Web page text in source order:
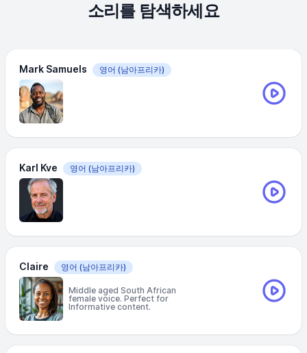
소리를 탐색하세요
Mark Samuels 영어 (남아프리카)
Karl Kve 영어 (남아프리카)
Claire 영어 (남아프리카)
Middle aged South African
female voice. Perfect for
Informative content.